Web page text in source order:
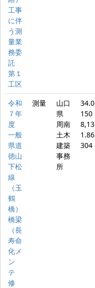
工事
に伴
う測
量業
務委
託
第１
工区
令和
７年
度
一般
県道
徳山
下松
線
（玉
鶴
橋）
橋梁
（長
寿命
化メ
ン
テ
修
測量
山口
県
周南
土木
建築
事務
所
34.0
150
8,13
1.86
304